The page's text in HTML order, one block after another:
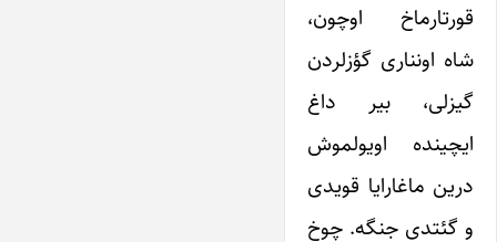
قورتارماخ اوچون،
شاه اونناری گؤزلردن
گیزلی، بیر داغ
ایچینده اویولموش
درین ماغارایا قویدی
و گئتدی جنگه. چوخ